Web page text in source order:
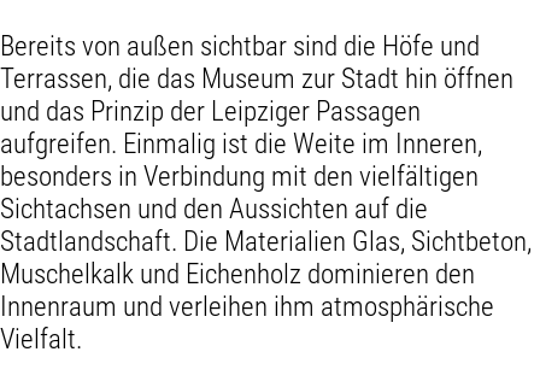
Bereits von außen sichtbar sind die Höfe und
Terrassen, die das Museum zur Stadt hin öffnen
und das Prinzip der Leipziger Passagen
aufgreifen. Einmalig ist die Weite im Inneren,
besonders in Verbindung mit den vielfältigen
Sichtachsen und den Aussichten auf die
Stadtlandschaft. Die Materialien Glas, Sichtbeton,
Muschelkalk und Eichenholz dominieren den
Innenraum und verleihen ihm atmosphärische
Vielfalt.